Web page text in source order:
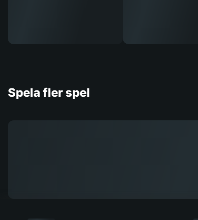
Spela fler spel